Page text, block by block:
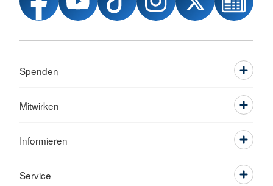
Spenden
Mitwirken
Informieren
Service